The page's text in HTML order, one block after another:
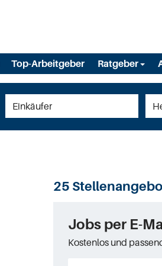
Top-Arbeitgeber Ratgeber
25
Jobs per E-
Kostenlos und